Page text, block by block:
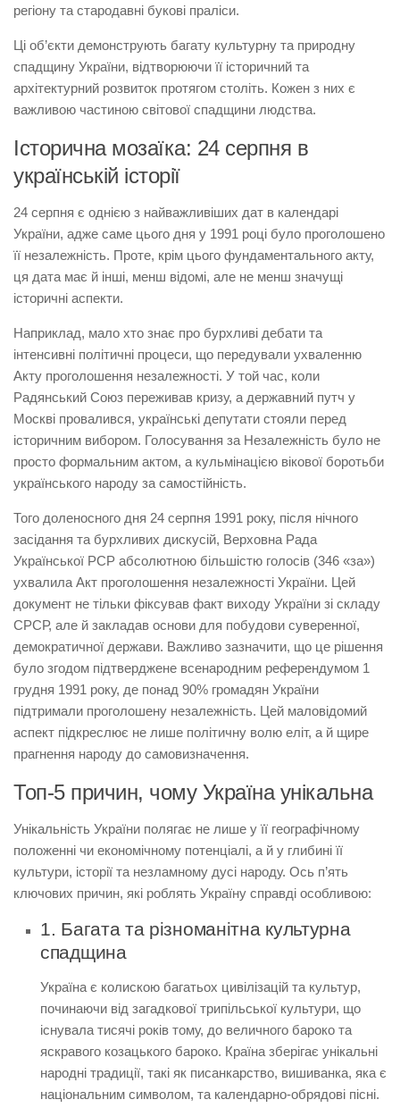
регіону та стародавні букові праліси.
Ці об’єкти демонструють багату культурну та природну
спадщину України, відтворюючи її історичний та
архітектурний розвиток протягом століть. Кожен з них є
важливою частиною світової спадщини людства.
Історична мозаїка: 24 серпня в
українській історії
24 серпня є однією з найважливіших дат в календарі
України, адже саме цього дня у 1991 році було проголошено
її незалежність. Проте, крім цього фундаментального акту,
ця дата має й інші, менш відомі, але не менш значущі
історичні аспекти.
Наприклад, мало хто знає про бурхливі дебати та
інтенсивні політичні процеси, що передували ухваленню
Акту проголошення незалежності. У той час, коли
Радянський Союз переживав кризу, а державний путч у
Москві провалився, українські депутати стояли перед
історичним вибором. Голосування за Незалежність було не
просто формальним актом, а кульмінацією вікової боротьби
українського народу за самостійність.
Того доленосного дня 24 серпня 1991 року, після нічного
засідання та бурхливих дискусій, Верховна Рада
Української РСР абсолютною більшістю голосів (346 «за»)
ухвалила Акт проголошення незалежності України. Цей
документ не тільки фіксував факт виходу України зі складу
СРСР, але й закладав основи для побудови суверенної,
демократичної держави. Важливо зазначити, що це рішення
було згодом підтверджене всенародним референдумом 1
грудня 1991 року, де понад 90% громадян України
підтримали проголошену незалежність. Цей маловідомий
аспект підкреслює не лише політичну волю еліт, а й щире
прагнення народу до самовизначення.
Топ-5 причин, чому Україна унікальна
Унікальність України полягає не лише у її географічному
положенні чи економічному потенціалі, а й у глибині її
культури, історії та незламному дусі народу. Ось п’ять
ключових причин, які роблять Україну справді особливою:
1. Багата та різноманітна культурна
спадщина
Україна є колискою багатьох цивілізацій та культур,
починаючи від загадкової трипільської культури, що
існувала тисячі років тому, до величного бароко та
яскравого козацького бароко. Країна зберігає унікальні
народні традиції, такі як писанкарство, вишиванка, яка є
національним символом, та календарно-обрядові пісні.